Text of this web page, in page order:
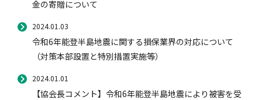
金の寄贈について
2024.01.03
令和6年能登半島地震に関する損保業界の対応について
（対策本部設置と特別措置実施等）
2024.01.01
【協会長コメント】令和6年能登半島地震により被害を受